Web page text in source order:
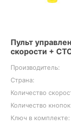
Пульт
скорости +
Производитель:
Страна:
Количество
Количество
Ключ в комплекте: